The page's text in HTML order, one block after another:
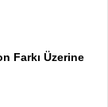
Farkı Üzerine